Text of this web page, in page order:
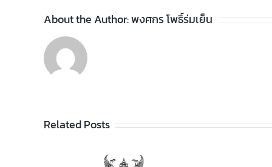
About the Author:พงศกร โพธิ์ร่มเย็น
Related Posts
ประกาศวิทยาลัยฯ เรื่อง